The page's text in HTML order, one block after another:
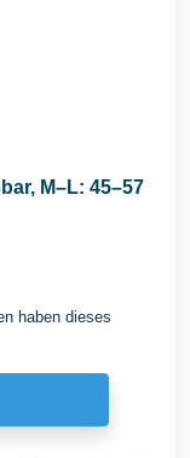
M–L: 45–57
haben dieses